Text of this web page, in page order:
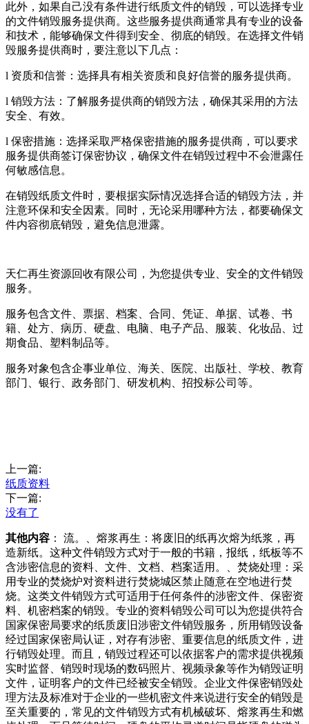
此外，如果自己没有条件进行纸质文件的销毁，可以选择专业
的文件销毁服务提供商。这些服务提供商通常具有专业的设备
和技术，能够确保文件得到安全、彻底的销毁。在选择文件销
毁服务提供商时，要注意以下几点：
l 资质和信誉：选择具有相关资质和良好信誉的服务提供商。
l 销毁方法：了解服务提供商的销毁方法，确保其采用的方法
安全、有效。
l 保密措施：选择采取严格保密措施的服务提供商，可以要求
服务提供商签订保密协议，确保文件在销毁过程中不会泄露任
何敏感信息。
在销毁纸质文件时，要根据实际情况选择合适的销毁方法，并
注意环保和安全因素。同时，无论采用哪种方法，都要确保文
件内容彻底销毁，避免信息泄露。
天仁再生资源回收有限公司，为您提供专业、安全的文件销毁
服务。
服务包含文件、票据、档案、合同、凭证、单据、试卷、书
籍、处方、病历、硬盘、电脑、电子产品、服装、化妆品、过
期食品、塑料制品等。
服务对象包含企事业单位、海关、医院、出版社、学校、教育
部门、银行、政务部门、研发机构、招投标公司等。
上一篇:
纸质资料
下一篇:
没有了
其他内容 ： 流。、熔浆再生：将废旧的纸再次熔为纸浆，再
造新纸。这种文件销毁方式对于一般的书籍，报纸，纸板等不
含涉密信息的资料、文件、文档、档案适用。、焚烧处理：采
用专业的焚烧炉对资料进行焚烧城区禁止随意在空地进行焚
烧。这类文件销毁方式可适用于任何条件的涉密文件、保密资
料、机密档案的销毁。专业的资料销毁公司可以为您提供符合
国家保密局要求的纸质废旧涉密文件销毁服务，所用销毁设备
经过国家保密局认证，对存有涉密、重要信息的纸质文件，进
行销毁处理。而且，销毁过程还可以依据客户的需求提供视频
实时监督、销毁时现场的数码照片、视频录象等作为销毁证明
文件，证明客户的文件已经被安全销毁。企业文件保密销毁处
理方法及标准对于企业的一些机密文件来说进行安全的销毁是
至关重要的，常见的文件销毁方式有机械破坏、熔浆再生和燃